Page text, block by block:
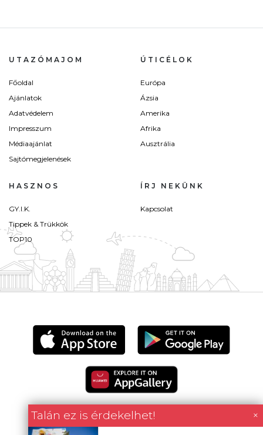
Talán ez is érdekelhet! ×
UTAZÓMAJOM
Főoldal
Ajánlatok
Adatvédelem
Impresszum
Médiaajánlat
Sajtómegjelenések
ÚTICÉLOK
Európa
Ázsia
Amerika
Afrika
Ausztrália
HASZNOS
GY.I.K.
Tippek & Trükkök
TOP10
ÍRJ NEKÜNK
Kapcsolat